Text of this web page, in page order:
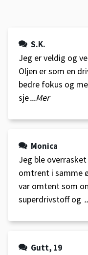
S.K.
Jeg er veldig og
Oljen er som en
bedre fokus og
sje...Mer
Monica
Jeg ble
omtrent i samme
var omtent som
superdrivstoff og
Gutt, 19